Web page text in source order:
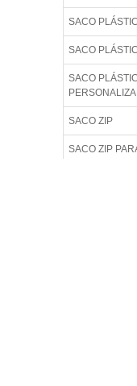
SACO
SACO
SACO
SACO ZIP
SACO ZIP